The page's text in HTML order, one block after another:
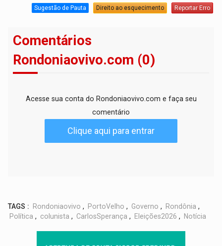
Sugestão de Pauta Direito ao esquecimento Reportar Erro
Comentários
Rondoniaovivo.com (0)
Acesse sua conta do Rondoniaovivo.com e faça seu
comentário
Clique aqui para entrar
TAGS : Rondoniaovivo , PortoVelho , Governo , Rondônia ,
Política , colunista , CarlosSperança , Eleições2026 , Notícia